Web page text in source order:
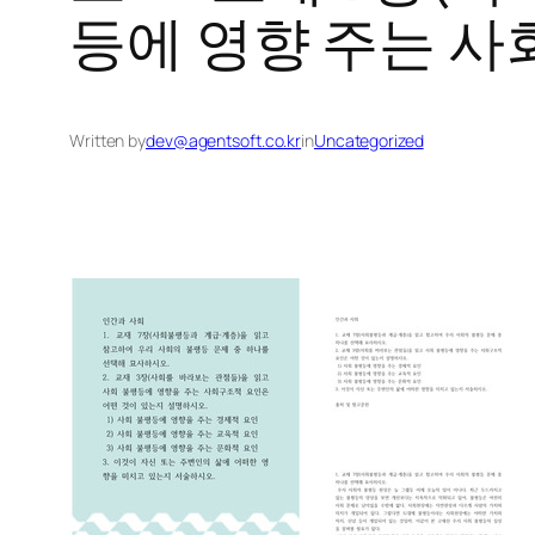
등에 영향 주는 사
Written bydev@agentsoft.co.krinUncategorized